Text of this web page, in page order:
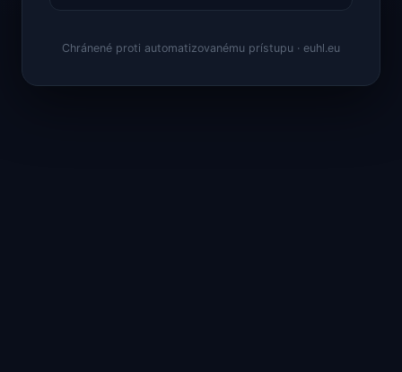
Chránené proti automatizovanému prístupu · euhl.eu